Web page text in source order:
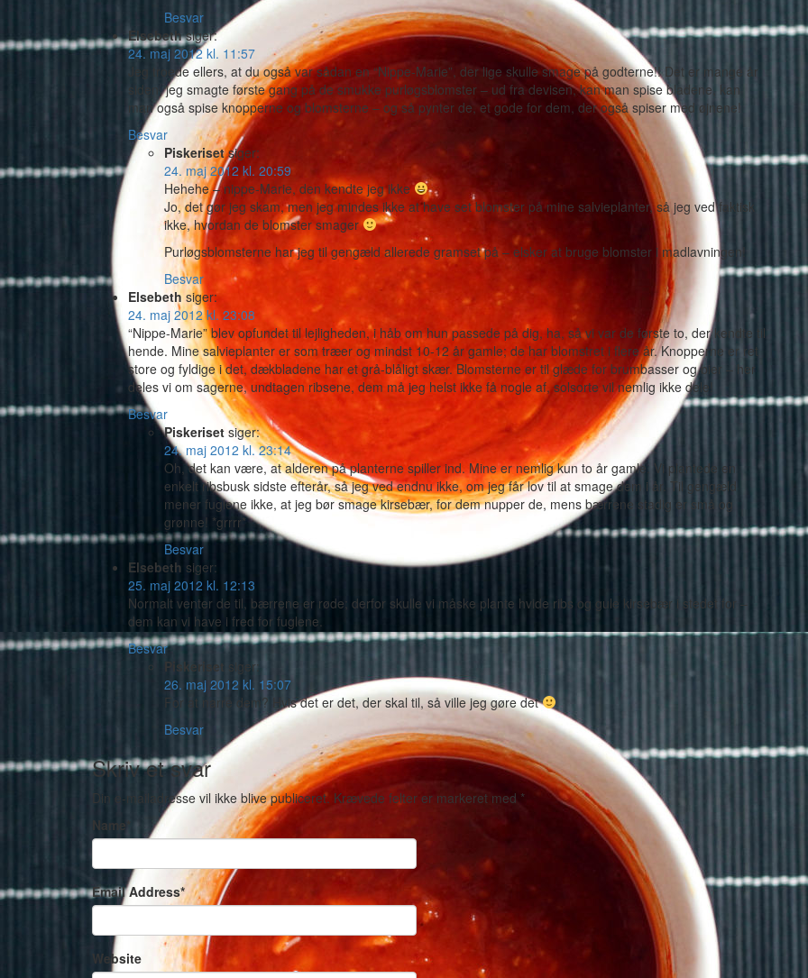
Besvar
Elsebeth siger:
24. maj 2012 kl. 11:57
Jeg troede ellers, at du også var sådan en “Nippe-Marie”, der lige skulle smage på godterne!! Det er mange år
siden, jeg smagte første gang på de smukke purløgsblomster – ud fra devisen, kan man spise bladene, kan
man også spise knopperne og blomsterne – og så pynter de, et gode for dem, der også spiser med øjnene!
Besvar
Piskeriset siger:
24. maj 2012 kl. 20:59
Hehehe – nippe-Marie, den kendte jeg ikke
Jo, det gør jeg skam, men jeg mindes ikke at have set blomster på mine salvieplanter, så jeg ved faktisk
ikke, hvordan de blomster smager
Purløgsblomsterne har jeg til gengæld allerede gramset på – elsker at bruge blomster i madlavningen!
Besvar
Elsebeth siger:
24. maj 2012 kl. 23:08
“Nippe-Marie” blev opfundet til lejligheden, i håb om hun passede på dig, ha, så vi var de første to, der kendte til
hende. Mine salvieplanter er som træer og mindst 10-12 år gamle; de har blomstret i flere år. Knopperne er ret
store og fyldige i det, dækbladene har et grå-blåligt skær. Blomsterne er til glæde for brumbasser og bier – her
deles vi om sagerne, undtagen ribsene, dem må jeg helst ikke få nogle af, solsorte vil nemlig ikke dele!
Besvar
Piskeriset siger:
24. maj 2012 kl. 23:14
Oh, det kan være, at alderen på planterne spiller ind. Mine er nemlig kun to år gamle. Vi plantede en
enkelt ribsbusk sidste efterår, så jeg ved endnu ikke, om jeg får lov til at smage dem i år. Til gengæld
mener fuglene ikke, at jeg bør smage kirsebær, for dem nupper de, mens bærrene stadig er små og
grønne! *grrrr*
Besvar
Elsebeth siger:
25. maj 2012 kl. 12:13
Normalt venter de til, bærrene er røde; derfor skulle vi måske plante hvide ribs og gule kirsebær i stedet for –
dem kan vi have i fred for fuglene.
Besvar
Piskeriset
siger:
26. maj 2012 kl. 15:07
For at narre dem? Hvis det er det, der skal til, så ville jeg gøre det
Besvar
Skriv et svar
Din e-mailadresse vil ikke blive publiceret. Krævede felter er markeret med *
Name
Email Address*
Website